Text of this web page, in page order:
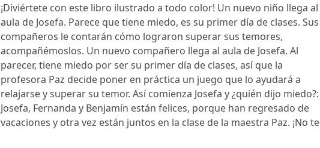
¡Diviértete con este libro ilustrado a todo color! Un nuevo niño llega al
aula de Josefa. Parece que tiene miedo, es su primer día de clases. Sus
compañeros le contarán cómo lograron superar sus temores,
acompañémoslos. Un nuevo compañero llega al aula de Josefa. Al
parecer, tiene miedo por ser su primer día de clases, así que la
profesora Paz decide poner en práctica un juego que lo ayudará a
relajarse y superar su temor. Así comienza Josefa y ¿quién dijo miedo?:
Josefa, Fernanda y Benjamín están felices, porque han regresado de
vacaciones y otra vez están juntos en la clase de la maestra Paz. ¡No te